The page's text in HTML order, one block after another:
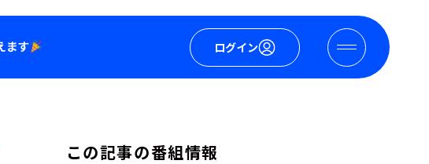
ログイン
この記事の番組情報